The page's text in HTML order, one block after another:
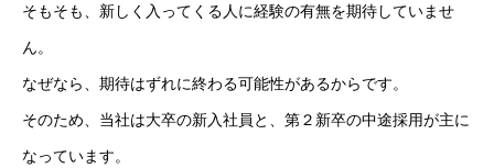
採用情報
健康企業宣言
そもそも、新しく入ってくる人に経験の有無を期待していませ
ん。
なぜなら、期待はずれに終わる可能性があるからです。
そのため、当社は大卒の新入社員と、第２新卒の中途採用が主に
なっています。